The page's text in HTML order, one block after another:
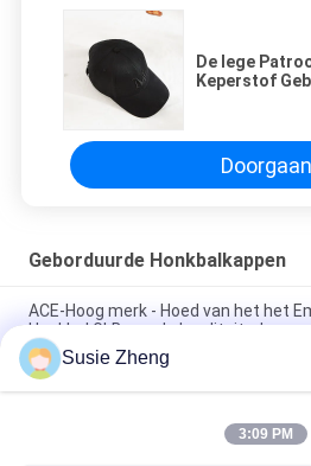
De lege
Keperstof
Doorgaan
Geborduurde Honkbalkappen
ACE-Hoog merk - Hoed van het het
Honkbal GLB van de
100% polyester 6 Comité Honkbalglb
Comité Ongestructureerde
Vrachtwagenchauffeur Gebogen
Susie Zheng
3:09 PM